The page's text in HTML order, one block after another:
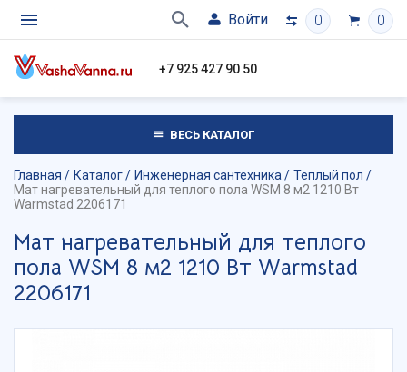
Войти 0 0
+7 925 427 90 50
ВЕСЬ КАТАЛОГ
Главная Каталог Инженерная сантехника
Теплый пол
Мат нагревательный для теплого пола WSM 8 м2 1210 Вт
Warmstad 2206171
Мат нагревательный для теплого
пола WSM 8 м2 1210 Вт Warmstad
2206171